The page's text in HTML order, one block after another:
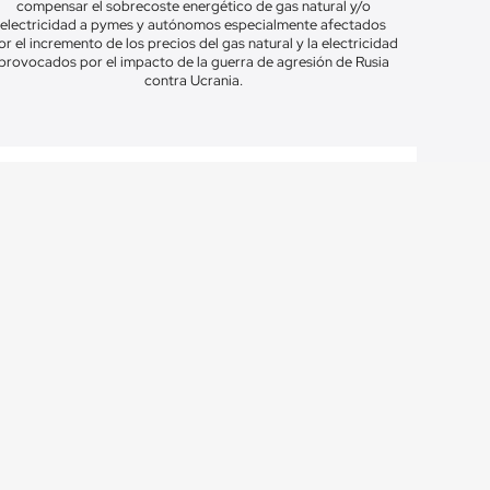
compensar el sobrecoste energético de gas natural y/o
electricidad a pymes y autónomos especialmente afectados
el incremento de los precios del gas natural y la electricidad
por el impacto de la guerra de agresión de Rusia
contra Ucrania.